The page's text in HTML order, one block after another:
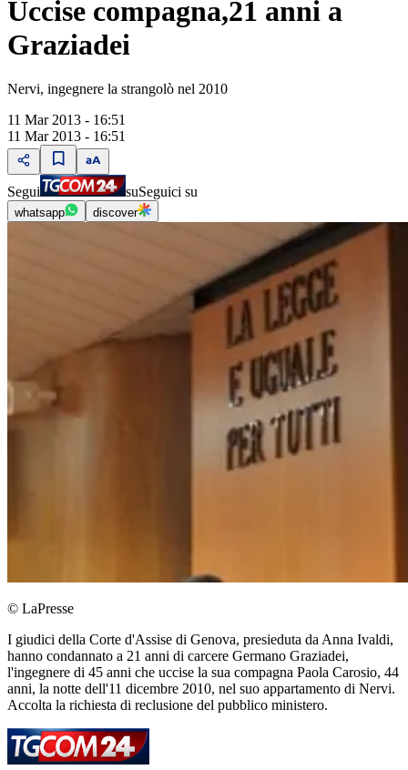
Uccise compagna,21 anni a
Graziadei
Nervi, ingegnere la strangolò nel 2010
11 Mar 2013 - 16:51
11 Mar 2013 - 16:51
Segui suSeguici su
whatsapp discover
© LaPresse
I giudici della Corte d'Assise di Genova, presieduta da Anna Ivaldi,
hanno condannato a 21 anni di carcere Germano Graziadei,
l'ingegnere di 45 anni che uccise la sua compagna Paola Carosio, 44
anni, la notte dell'11 dicembre 2010, nel suo appartamento di Nervi.
Accolta la richiesta di reclusione del pubblico ministero.